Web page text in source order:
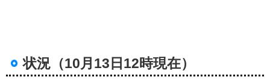
状況（10月13日12時現在）